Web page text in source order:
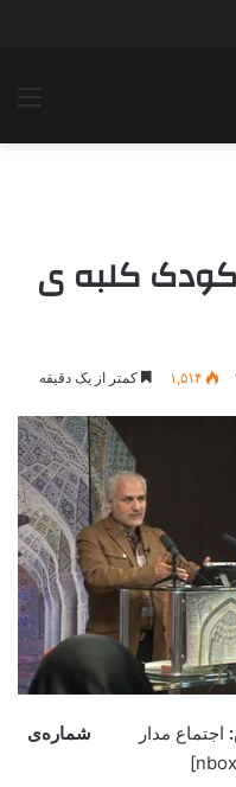
چهار انتخاب ۱۴۰۰
۵۳ اتاق کودک کلبه ی
۱,۵۱۴ کمتر از یک دقیقه
اجتماع مدار شماره‌ی